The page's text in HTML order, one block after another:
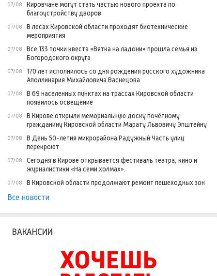
07/08
Кировчане могут стать частью нового проекта по
благоустройству дворов
07/08
В лесах Кировской области проходят биотехнические
мероприятия
07/08
Все 133 точки квеста «Вятка на ладони» прошла семья из
Богородского округа
07/08
170 лет исполнилось со дня рождения русского художника
Аполлинария Михайловича Васнецова
07/08
В 69 населенных пунктах на трассах Кировской области
появилось освещение
07/08
В Кирове открыли мемориальную доску почётному
гражданину Кировской области Марату Львовичу Эпштейну
07/08
В День 50-летия микрорайона Радужный Часть улиц
перекроют
07/08
Сегодня в Кирове открывается фестиваль театра, кино и
журналистики «На семи холмах».
07/08 В Кировской области продолжают ремонт пешеходных зон
Все новости
ВАКАНСИИ